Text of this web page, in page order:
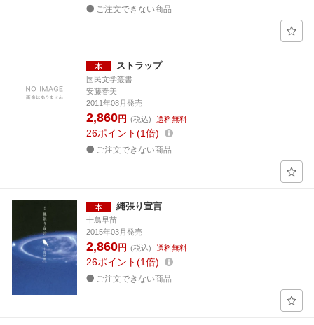
ご注文できない商品
ストラップ
国民文学叢書
安藤春美
2011年08月発売
2,860円 (税込) 送料無料
26ポイント 1倍
ご注文できない商品
縄張り宣言
十鳥早苗
2015年03月発売
2,860円 (税込) 送料無料
26ポイント 1倍
ご注文できない商品